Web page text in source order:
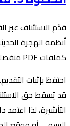
قدّم الاستئناف عبر
أنظمة الهجرة
كملفات PDF منفصلة.
احتفظ بإثبات
قد يُسقط حق
التأشيرة، لذا